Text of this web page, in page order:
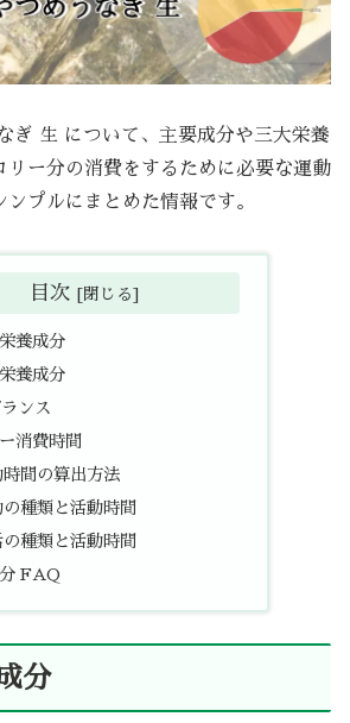
ぎ 生 について、主要成分や三大栄養
リー分の消費をするために必要な運動
プルにまとめた情報です。
目次
養成分
養成分
ンス
消費時間
時間の算出方法
の種類と活動時間
の種類と活動時間
FAQ
分